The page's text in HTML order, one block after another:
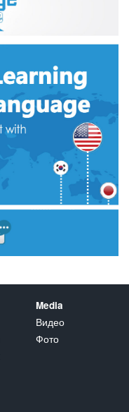
Media
Видео
Фото